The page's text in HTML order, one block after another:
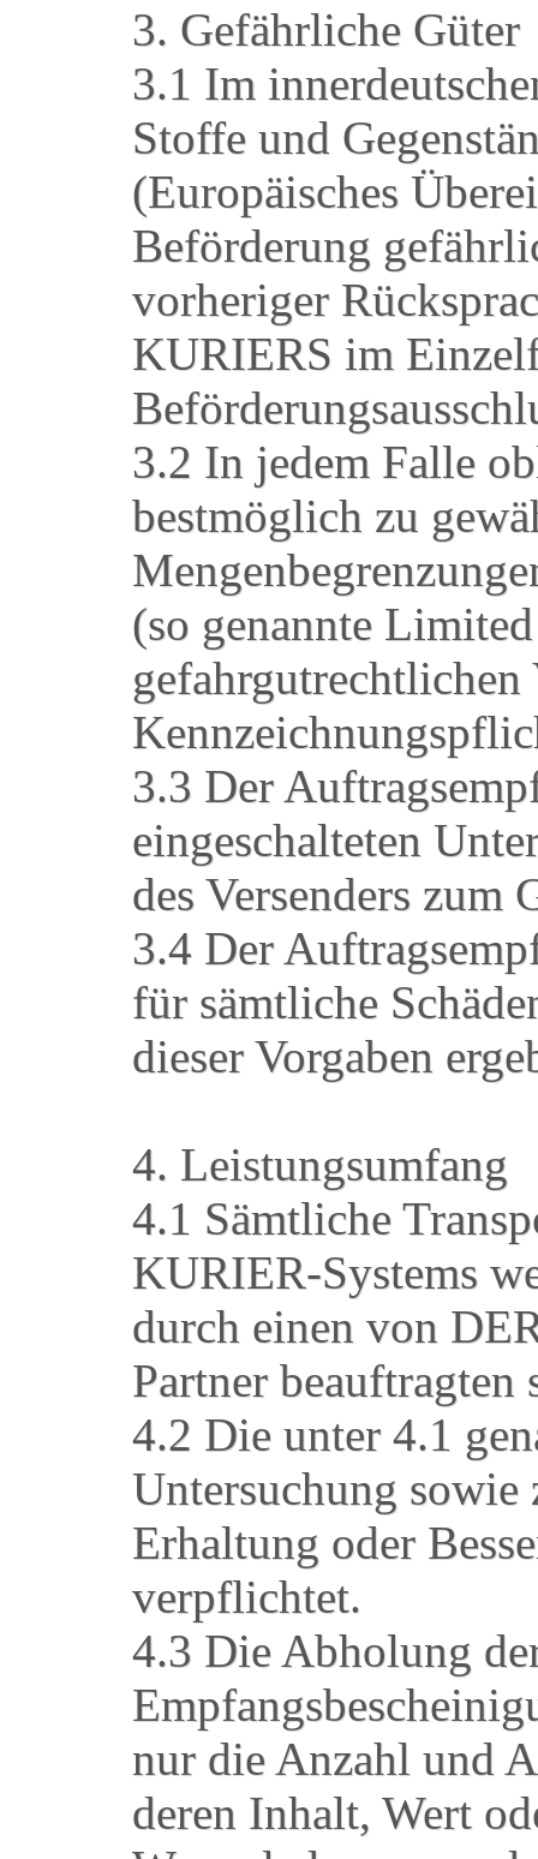
3. Gefährliche Güter
3.1 Im
Stoffe und
(Europäisches
Beförderung
vorheriger
KURIERS im
3.2 In jedem Falle
bestmöglich zu
(so genannte
gefahrgutrechtlichen
3.3 Der
eingeschalteten
des Versenders zum
3.4 Der
für sämtliche
dieser Vorgaben
4. Leistungsumfang
4.1 Sämtliche
KURIER-Systems
durch einen von
Partner
4.2 Die unter 4.1
Untersuchung
Erhaltung oder
verpflichtet.
4.3 Die Abholung
nur die Anzahl und
deren Inhalt, Wert